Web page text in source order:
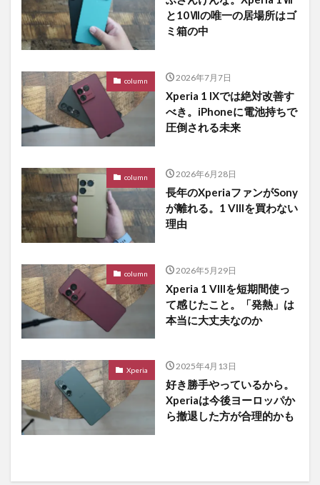
と10Ⅶの唯一の居場所はゴ
ミ箱の中
column 2026年7月7日
Xperia 1 IXでは絶対改善す
べき。iPhoneに電池持ちで
圧倒される未来
column 2026年6月28日
長年のXperiaファンがSony
が離れる。1 VIIIを買わない
理由
column 2026年5月29日
Xperia 1 VIIIを短期間使っ
て感じたこと。「発熱」は
本当に大丈夫なのか
Xperia 2025年4月13日
好き勝手やっているから。
Xperiaは今後ヨーロッパか
ら撤退した方が合理的かも